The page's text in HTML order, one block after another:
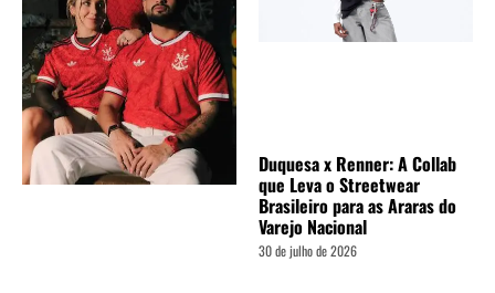
Duquesa x Renner: A Collab
que Leva o Streetwear
Brasileiro para as Araras do
Varejo Nacional
30 de julho de 2026